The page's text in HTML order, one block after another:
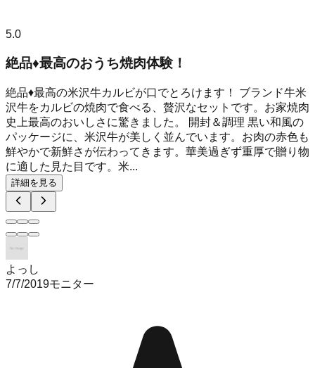
5.0
絶品♦︎最高のおうち焼肉体験！
絶品♦︎最高の米沢牛カルビが口でとろけます！ ブランド牛米
沢牛をカルビの焼肉で食べる、贅沢なセットです。お家焼肉
史上最高のおいしさに驚きました。 開封＆調理 黒い和風の
パッケージに、米沢牛が美しく並んでいます。お肉の赤色も
鮮やかで新鮮さが伝わってきます。華美過ぎず重厚で贈り物
に適した見た目です。米...
詳細を見る
よっし
7/7/2019モニター